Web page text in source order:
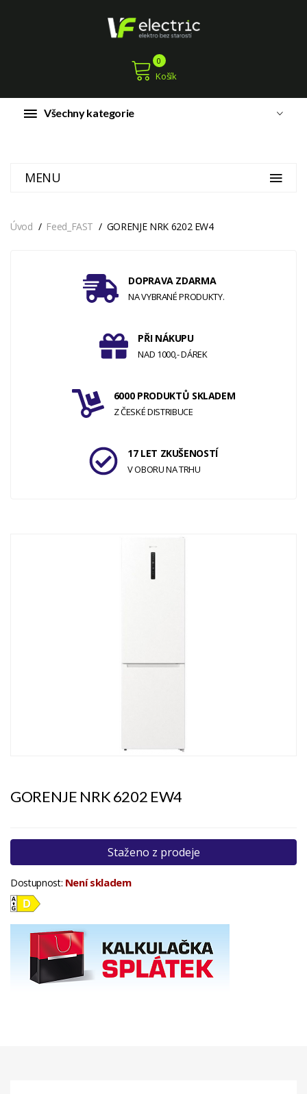
Košík
0
Všechny kategorie
MENU
Úvod Feed_FAST GORENJE NRK 6202 EW4
DOPRAVA ZDARMA
NA VYBRANÉ PRODUKTY.
PŘI NÁKUPU
NAD 1000,- DÁREK
6000 PRODUKTŮ SKLADEM
Z ČESKÉ DISTRIBUCE
17 LET ZKUŠENOSTÍ
V OBORU NA TRHU
GORENJE NRK 6202 EW4
Staženo z prodeje
Dostupnost: Není skladem